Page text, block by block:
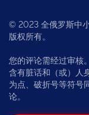
© 2023 全俄罗斯中
版权所有。
您的评论需经过审核
含有脏话和（或）人
为点、破折号等符号
论。